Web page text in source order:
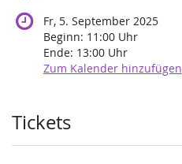
Fr, 5. September 2025
Beginn: 11:00 Uhr
Ende: 13:00 Uhr
Zum Kalender hinzufügen
Produkte
Tickets